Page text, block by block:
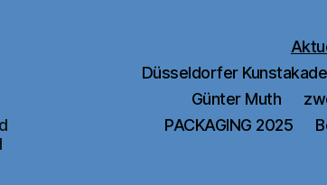
Düsseldorfer
Günter Muth
PACKAGING 2025